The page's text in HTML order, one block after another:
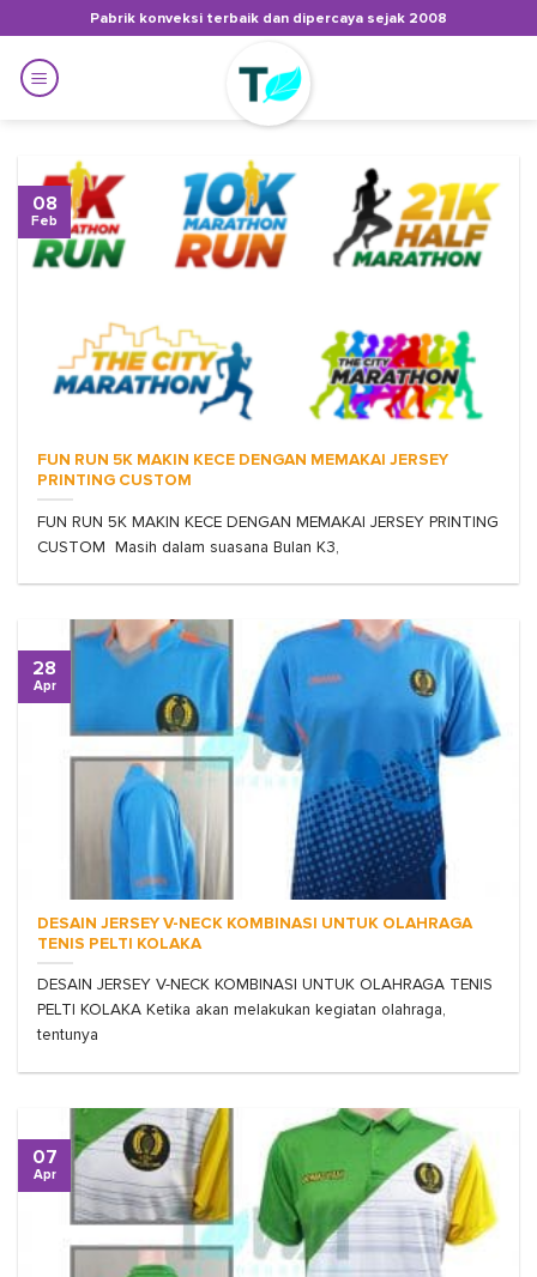
to
content
Pabrik konveksi terbaik dan dipercaya sejak 2008
FUN RUN 5K MAKIN KECE DENGAN MEMAKAI JERSEY
PRINTING CUSTOM
FUN RUN 5K MAKIN KECE DENGAN MEMAKAI JERSEY PRINTING
CUSTOM Masih dalam suasana Bulan K3,
08
Feb
DESAIN JERSEY V-NECK KOMBINASI UNTUK OLAHRAGA
TENIS PELTI KOLAKA
DESAIN JERSEY V-NECK KOMBINASI UNTUK OLAHRAGA TENIS
PELTI KOLAKA Ketika akan melakukan kegiatan olahraga,
tentunya
28
Apr
07
Apr